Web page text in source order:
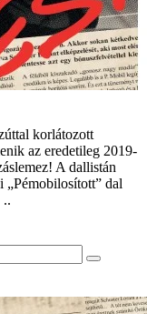
korlátozott
az eredetileg 2019-
A dallistán
„Pémobilosított” dal
..